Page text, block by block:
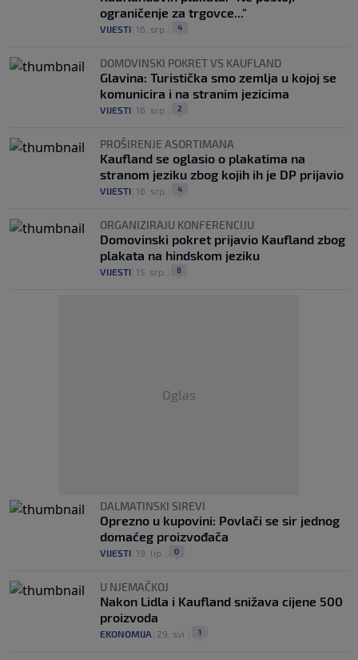
ograničenje za trgovce..."
VIJESTI 16. srp. 4
DOMOVINSKI POKRET VS KAUFLAND
Glavina: Turistička smo zemlja u kojoj se
komunicira i na stranim jezicima
VIJESTI 16. srp. 2
PROŠIRENJE ASORTIMANA
Kaufland se oglasio o plakatima na
stranom jeziku zbog kojih ih je DP prijavio
VIJESTI 16. srp. 4
ORGANIZIRAJU KONFERENCIJU
Domovinski pokret prijavio Kaufland zbog
plakata na hindskom jeziku
VIJESTI 15. srp. 8
Oglas
DALMATINSKI SIREVI
Oprezno u kupovini: Povlači se sir jednog
domaćeg proizvođača
VIJESTI 19. lip. 0
U NJEMAČKOJ
Nakon Lidla i Kaufland snižava cijene 500
proizvoda
EKONOMIJA 29. svi. 1